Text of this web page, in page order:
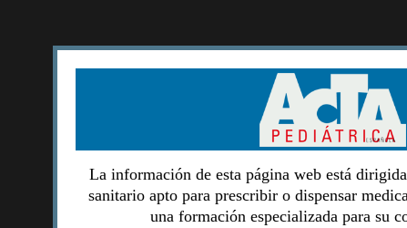
La información de esta página web está
sanitario apto para prescribir o dispensar
una formación especializada para su